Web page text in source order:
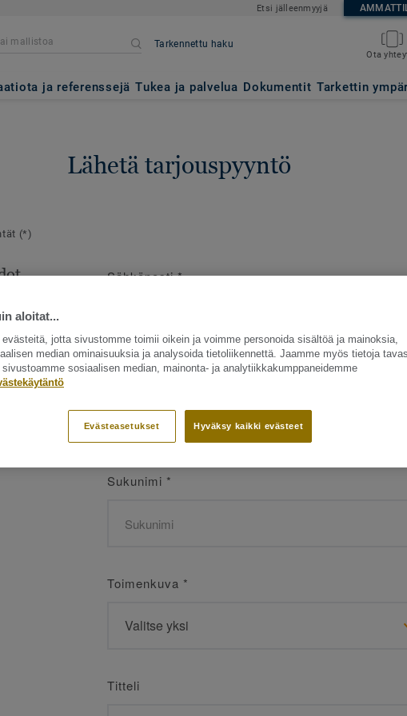
Etsi jälleenmyyjä
Tarkennettu haku
Ota
ja referenssejä Tukea ja palvelua Dokumentit Tarkettin
Lähetä tarjouspyyntö
(*)
Sähköposti*
*
Sukunimi *
Toimenkuva *
Titteli
aloitat...
evästeitä, jotta sivustomme toimii oikein ja voimme personoida sisältöä ja mainoksia,
median ominaisuuksia ja analysoida tietoliikennettä. Jaamme myös tietoja
sosiaalisen median, mainonta- ja analytiikkakumppaneidemme
Hyväksy kaikki evästeet
Evästeasetukset